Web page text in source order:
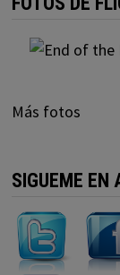
Más fotos
SIGUEME EN